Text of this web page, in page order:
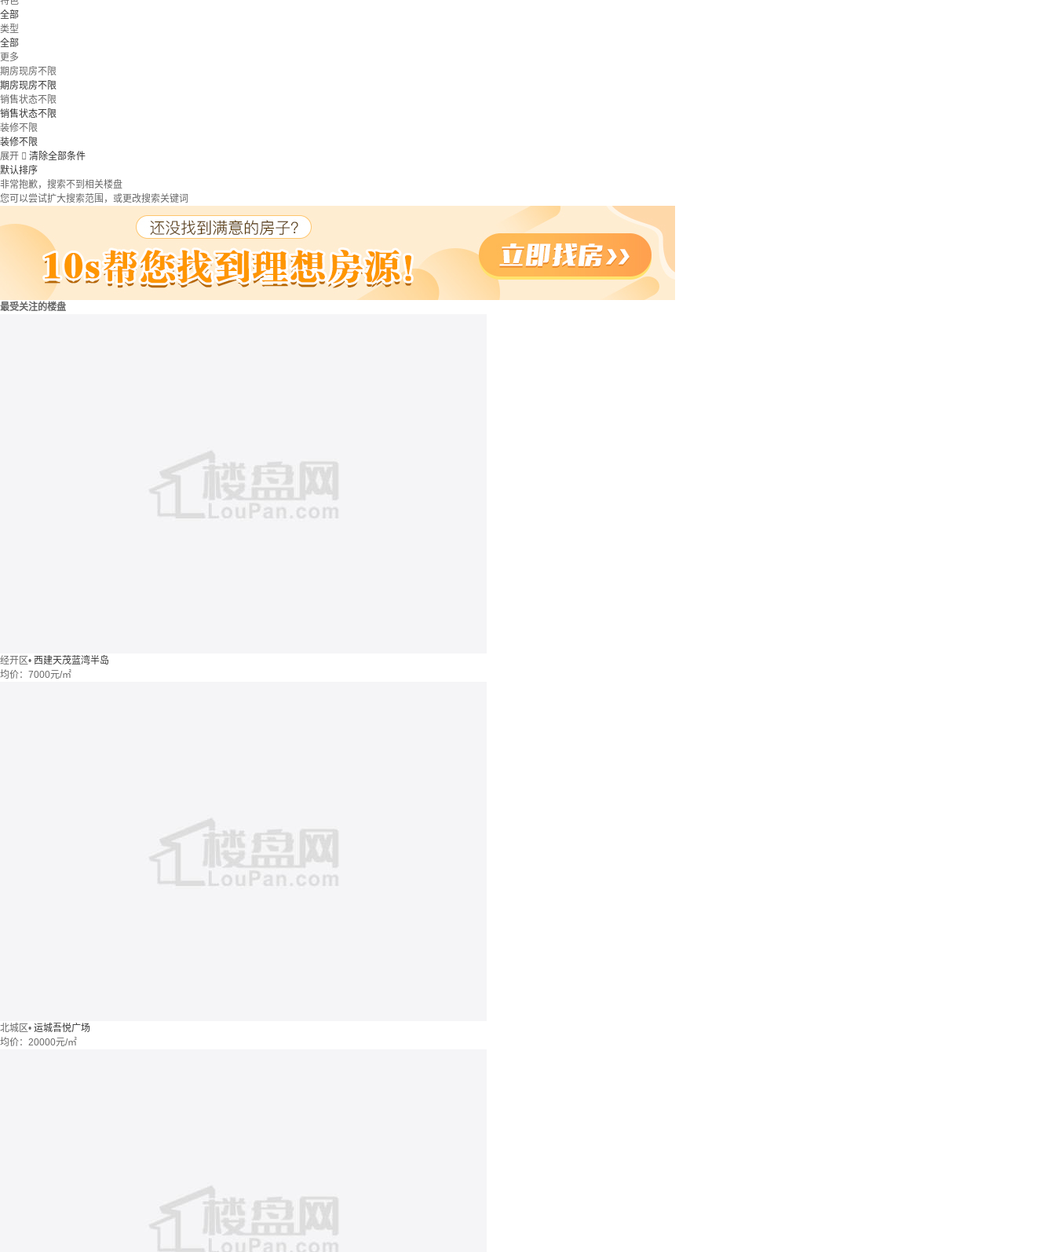
全部
类型
全部
更多
期房现房不限
期房现房不限
销售状态不限
销售状态不限
装修不限
装修不限
展开  清除全部条件
默认排序
非常抱歉，搜索不到相关楼盘
您可以尝试扩大搜索范围，或更改搜索关键词
最受关注的楼盘
经开区• 西建天茂蓝湾半岛
均价： 7000元/㎡
北城区• 运城吾悦广场
均价： 20000元/㎡